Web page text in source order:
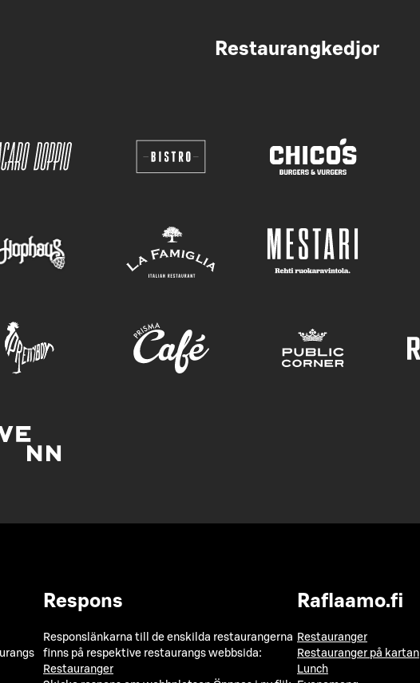
Restaurangkedjor
Respons
Responslänkarna till de enskilda restaurangerna
finns på respektive restaurangs webbsida:
Restauranger
Raflaamo.fi
Restauranger
Restauranger på kartan
Lunch